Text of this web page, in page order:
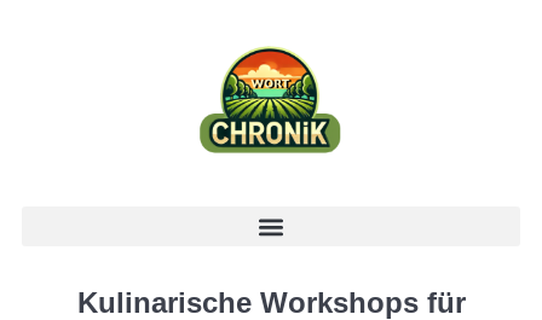
Kulinarische Workshops für